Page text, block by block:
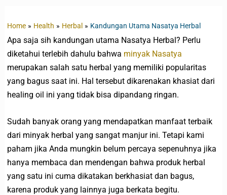
Home Health Herbal Kandungan Utama Nasatya Herbal
Apa saja sih kandungan utama Nasatya Herbal? Perlu
diketahui terlebih dahulu bahwa minyak Nasatya
merupakan salah satu herbal yang memiliki popularitas
yang bagus saat ini. Hal tersebut dikarenakan khasiat dari
healing oil ini yang tidak bisa dipandang ringan.
Sudah banyak orang yang mendapatkan manfaat terbaik
dari minyak herbal yang sangat manjur ini. Tetapi kami
paham jika Anda mungkin belum percaya sepenuhnya jika
hanya membaca dan mendengan bahwa produk herbal
yang satu ini cuma dikatakan berkhasiat dan bagus,
karena produk yang lainnya juga berkata begitu.